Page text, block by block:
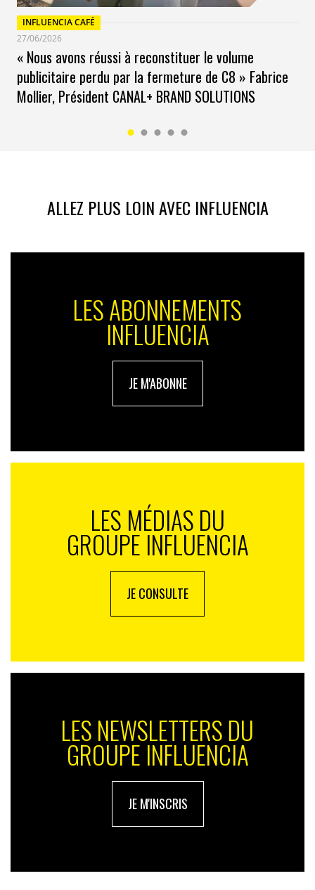
INFLUENCIA CAFÉ
27/06/2026
« Nous avons réussi à reconstituer le volume
publicitaire perdu par la fermeture de C8 » Fabrice
Mollier, Président CANAL+ BRAND SOLUTIONS
ALLEZ PLUS LOIN AVEC INFLUENCIA
LES ABONNEMENTS
INFLUENCIA
JE M'ABONNE
LES MÉDIAS DU
GROUPE INFLUENCIA
JE CONSULTE
LES NEWSLETTERS DU
GROUPE INFLUENCIA
JE M'INSCRIS